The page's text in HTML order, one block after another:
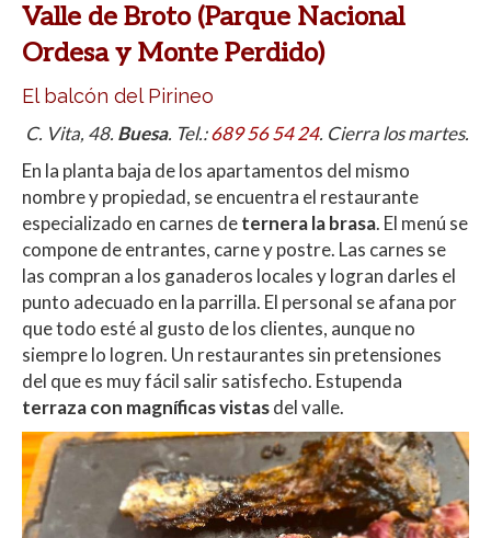
Valle de Broto (Parque Nacional
Ordesa y Monte Perdido)
El balcón del Pirineo
C. Vita, 48. Buesa. Tel.:689 56 54 24. Cierra los martes.
En la planta baja de los apartamentos del mismo
nombre y propiedad, se encuentra el restaurante
especializado en carnes deternera la brasa. El menú se
compone de entrantes, carne y postre. Las carnes se
las compran a los ganaderos locales y logran darles el
punto adecuado en la parrilla. El personal se afana por
que todo esté al gusto de los clientes, aunque no
siempre lo logren. Un restaurantes sin pretensiones
del que es muy fácil salir satisfecho. Estupenda
terraza con magníficas vistasdel valle.